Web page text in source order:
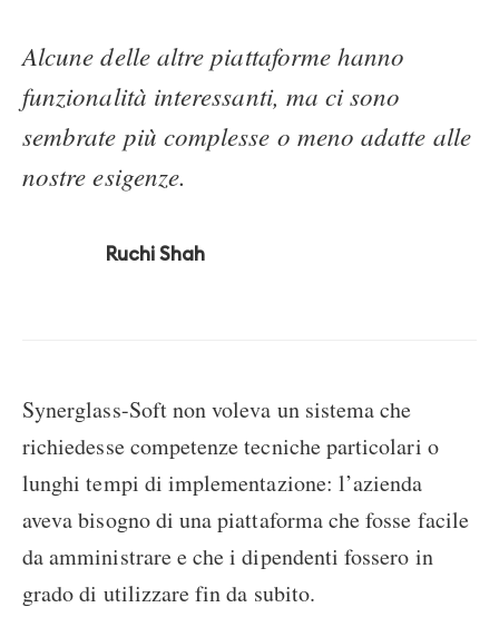
Alcune delle altre piattaforme hanno
funzionalità interessanti, ma ci sono
sembrate più complesse o meno adatte alle
nostre esigenze.
Ruchi Shah
Synerglass-Soft non voleva un sistema che
richiedesse competenze tecniche particolari o
lunghi tempi di implementazione: l’azienda
aveva bisogno di una piattaforma che fosse facile
da amministrare e che i dipendenti fossero in
grado di utilizzare fin da subito.